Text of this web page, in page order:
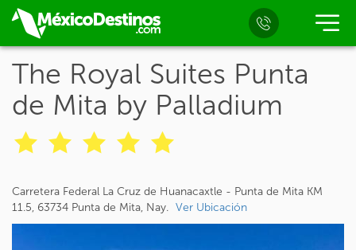
The Royal Suites Punta
de Mita by Palladium
Carretera Federal La Cruz de Huanacaxtle - Punta de Mita KM
11.5, 63734 Punta de Mita, Nay. Ver Ubicación